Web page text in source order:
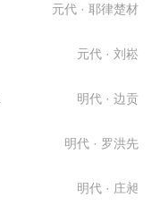
元代 · 耶律楚材
元代 · 刘崧
明代 · 边贡
明代 · 罗洪先
明代 · 庄昶